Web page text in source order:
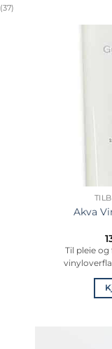
(37)
Akva
Til pleie